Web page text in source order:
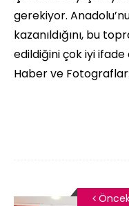
gerekiyor.
kazanıldığını, bu
edildiğini çok iyi
Haber ve